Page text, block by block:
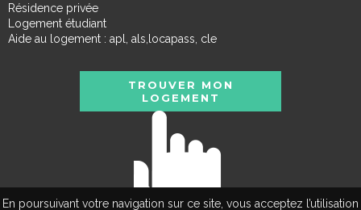
En poursuivant votre navigation sur ce site, vous acceptez l’utilisation
Résidence privée
Logement étudiant
Aide au logement : apl, als,locapass, cle
TROUVER MON
LOGEMENT